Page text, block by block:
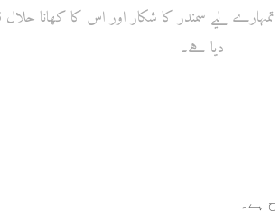
تمہارے ليے سمندر کا شکار اور اس کا کھانا حلال
دیا ہے۔
ہے۔